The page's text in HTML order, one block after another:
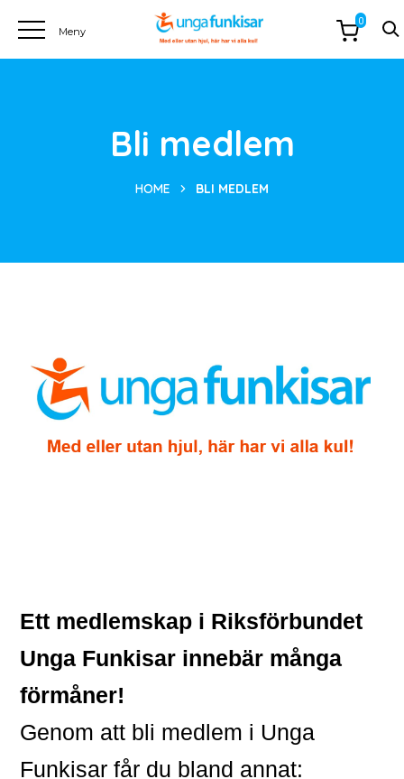
Bli medlem
HOME BLI MEDLEM
Ett medlemskap i Riksförbundet
Unga Funkisar innebär många
förmåner!
Genom att bli medlem i Unga
Funkisar får du bland annat:
0